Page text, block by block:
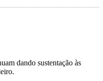
dando sustentação às